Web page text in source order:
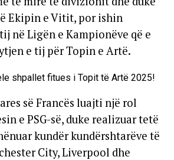
Ekipin e Vitit, por ishin
në Ligën e Kampionëve që e
e tij për Topin e Artë.
së Francës luajti një rol
e PSG-së, duke realizuar tetë
kundër kundërshtarëve të
City, Liverpool dhe